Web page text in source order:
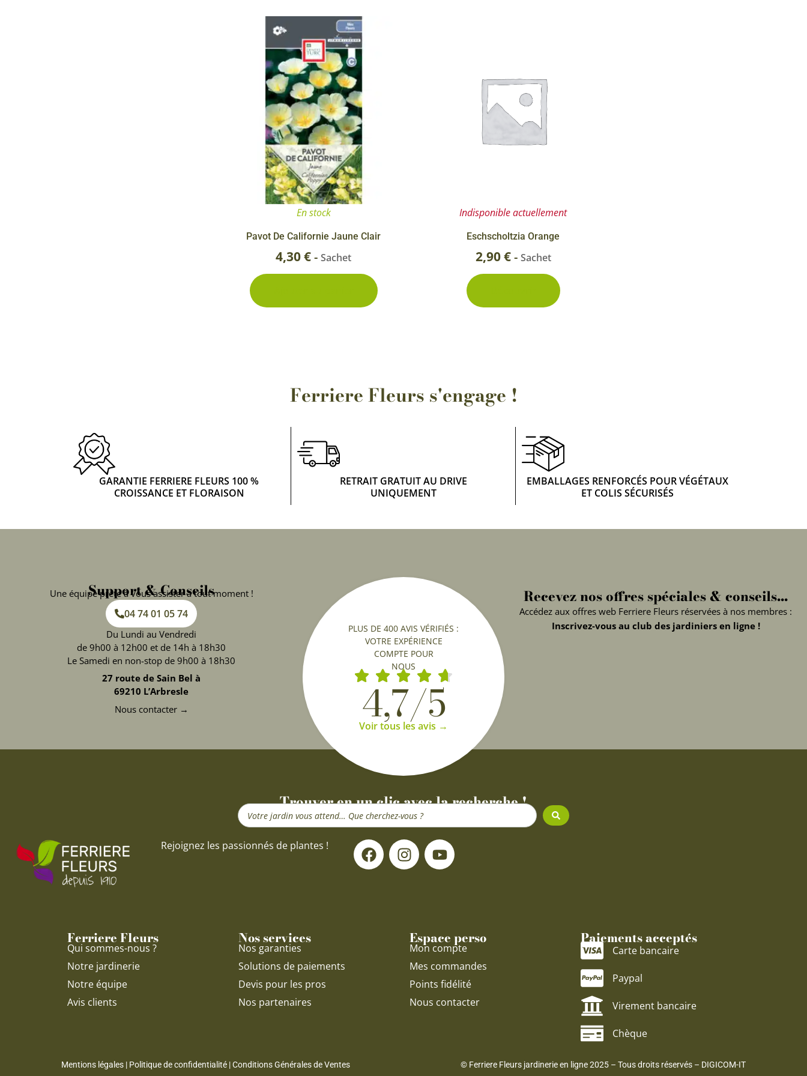
Rosiers parfumés
Rosiers grimpants
Bulbes du Potager
En stock
Pavot De Californie Jaune Clair
4,30€-Sachet
Indisponible actuellement
Eschscholtzia Orange
2,90€- Sachet
Ferriere Fleurs s'engage !
GARANTIE FERRIERE FLEURS 100 %
CROISSANCE ET FLORAISON
RETRAIT GRATUIT AU DRIVE
UNIQUEMENT
EMBALLAGES RENFORCÉS POUR VÉGÉTAUX
ET COLIS SÉCURISÉS
Support & Conseils
Une équipe prête à vous assister à tout moment !
04 74 01 05 74
Du Lundi au Vendredi
de 9h00 à 12h00 et de 14h à 18h30
Le Samedi en non-stop de 9h00 à 18h30
27 route de Sain Bel à
69210 L’Arbresle
Nous contacter →
PLUS DE 400 AVIS VÉRIFIÉS :
VOTRE EXPÉRIENCE
COMPTE POUR
NOUS
4,7/5
Voir tous les avis →
Recevez nos offres spéciales & conseils...
Accédez aux offres web Ferriere Fleurs réservées à nos membres :
Inscrivez-vous au club des jardiniers en ligne !
Trouver en un clic avec la recherche !
Search
...
Rejoignez les passionnés de plantes ! F
a
c
I
n
s
a
m
Y
o
u
e
Ferriere Fleurs
Qui sommes-nous ?
Notre jardinerie
Notre équipe
Avis clients
Nos services
Nos garanties
Solutions de paiements
Devis pour les pros
Nos partenaires
Espace perso
Mon compte
Mes commandes
Points fidélité
Nous contacter
Paiements acceptés
Carte bancaire
Paypal
Virement bancaire
Chèque
Mentions légales | Politique de confidentialité |Conditions Générales de Ventes © Ferriere Fleurs jardinerie en ligne 2025 – Tous droits réservés – DIGICOM-IT